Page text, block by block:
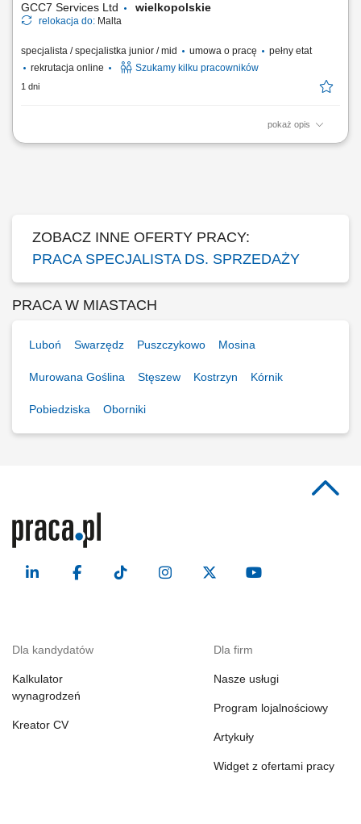
GCC7 Services Ltd wielkopolskie
relokacja do: Malta
specjalista / specjalistka junior / mid umowa o pracę
pełny etat
rekrutacja online
Szukamy kilku pracowników
1 dni
pokaż opis
ZAKRES OBOWIĄZKÓW: Aktywny kontakt telefoniczny z klientami
ZOBACZ INNE OFERTY PRACY:
PRACA SPECJALISTA DS. SPRZEDAŻY
PRACA W MIASTACH
Luboń Swarzędz Puszczykowo Mosina
Murowana Goślina Stęszew Kostrzyn Kórnik
Pobiedziska Oborniki
Dla kandydatów
Kalkulator
wynagrodzeń
Kreator CV
Dla firm
Nasze usługi
Program lojalnościowy
Artykuły
Widget z ofertami pracy